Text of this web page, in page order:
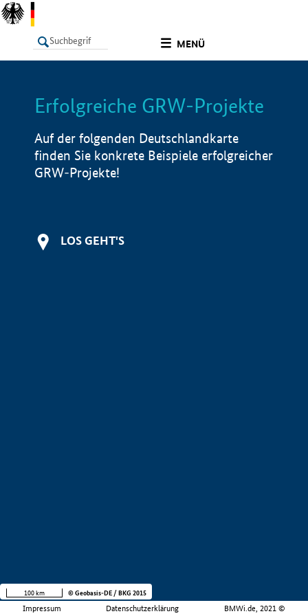
MENÜ
LISTE Info
Erfolgreiche GRW-Projekte
Auf der folgenden Deutschlandkarte
finden Sie konkrete Beispiele erfolgreicher
GRW-Projekte!
LOS GEHT'S
Impressum Datenschutzerklärung BMWi.de, 2021 ©
100 km © Geobasis-DE / BKG 2015